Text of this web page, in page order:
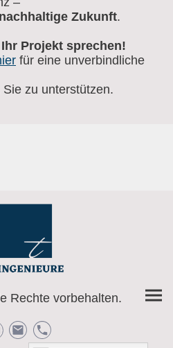
Zukunft.
Projekt sprechen!
für eine unverbindliche
zu unterstützen.
Rechte vorbehalten.